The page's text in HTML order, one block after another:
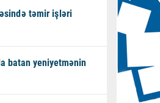
təmir işləri
batan yeniyetmənin